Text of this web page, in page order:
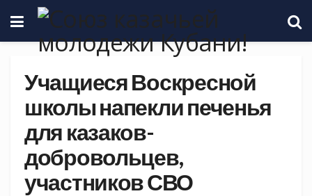
Учащиеся Воскресной
школы напекли печенья
для казаков-
добровольцев,
участников СВО